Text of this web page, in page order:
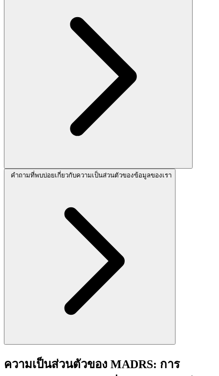
คำถามที่พบบ่อยเกี่ยวกับความเป็นส่วนตัวของข้อมูลของเรา
ความเป็นส่วนตัวของ MADRS: การ